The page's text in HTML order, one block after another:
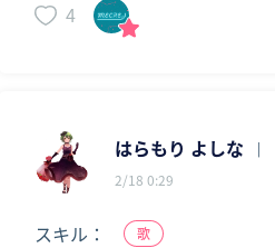
4
はらもり よしな |
2/18 0:29
スキル： 歌